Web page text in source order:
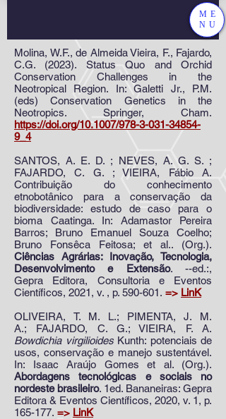
ME
NU
Molina, W.F., de Almeida Vieira, F., Fajardo,
C.G. (2023). Status Quo and Orchid
Conservation Challenges in the
Neotropical Region. In: Galetti Jr., P.M.
(eds) Conservation Genetics in the
Neotropics. Springer, Cham.
https://doi.org/10.1007/978-3-031-34854-
9_4
SANTOS, A. E. D. ; NEVES, A. G. S. ;
FAJARDO, C. G. ; VIEIRA, Fábio A.
Contribuição do conhecimento
etnobotânico para a conservação da
biodiversidade: estudo de caso para o
bioma Caatinga. In: Adamastor Pereira
Barros; Bruno Emanuel Souza Coelho;
Bruno Fonsêca Feitosa; et al.. (Org.).
Ciências Agrárias: Inovação, Tecnologia,
Desenvolvimento e Extensão. --ed.:,
Gepra Editora, Consultoria e Eventos
Científicos, 2021, v. , p. 590-601. => LinK
OLIVEIRA, T. M. L.; PIMENTA, J. M.
A.; FAJARDO, C. G.; VIEIRA, F. A.
Bowdichia virgilioidesKunth: potenciais de
usos, conservação e manejo sustentável.
In: Isaac Araújo Gomes et al. (Org.).
Abordagens tecnológicas e sociais no
nordeste brasileiro. 1ed. Bananeiras: Gepra
Editora & Eventos Científicos, 2020, v. 1, p.
165-177. => LinK